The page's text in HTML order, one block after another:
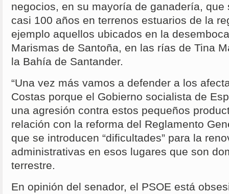
negocios, en su mayoría de ganadería,
casi 100 años en terrenos estuarios de la
ejemplo aquellos ubicados en la
Marismas de Santoña, en las rías de Tina
la Bahía de Santander.
“Una vez más vamos a defender a los
Costas porque el Gobierno socialista de
una agresión contra estos pequeños
relación con la reforma del Reglamento
que se introducen “dificultades” para la
administrativas en esos lugares que son
terrestre.
En opinión del senador, el PSOE está